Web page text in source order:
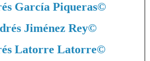
García Piqueras©
Jiménez Rey©
Latorre Latorre©